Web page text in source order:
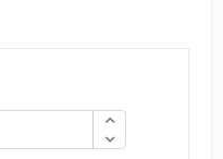
Jinan PDM